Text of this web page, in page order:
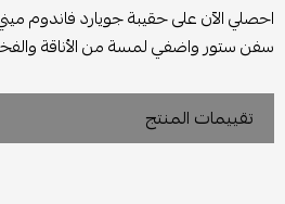
احصلي الآن على حقيبة جويارد فاندوم
سفن ستور واضفي لمسة من الأناقة
تقييمات المنتج